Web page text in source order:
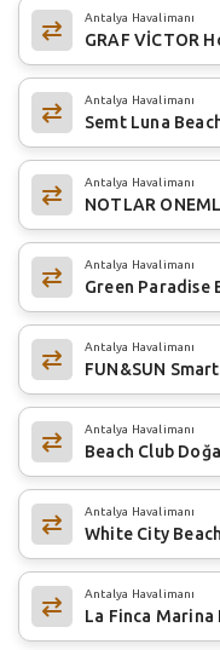
Antalya Havalimanı
GRAF VİCTOR
Antalya Havalimanı
Semt Luna
Antalya Havalimanı
NOTLAR
Antalya Havalimanı
Green Paradise
Antalya Havalimanı
FUN&SUN
Antalya Havalimanı
Beach Club
Antalya Havalimanı
White City Beach
Antalya Havalimanı
La Finca Marina